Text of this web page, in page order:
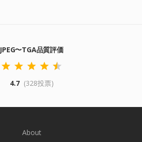
JPEG〜TGA品質評価
4.7 (328投票)
About